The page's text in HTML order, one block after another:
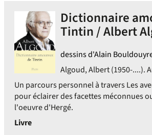
Dictionnaire
Tintin / Albert
dessins d'Alain
Algoud, Albert (1950-....).
Un parcours personnel à travers Les
pour éclairer des facettes méconnues
l'oeuvre d'Hergé.
Livre